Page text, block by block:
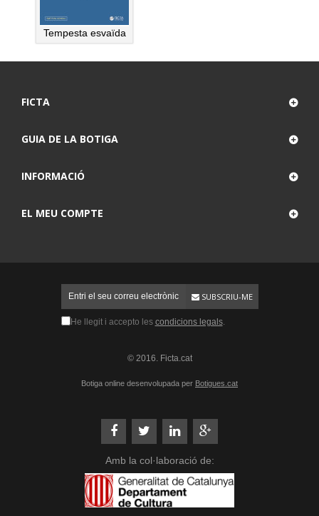
Tempesta esvaïda
FICTA
GUIA DE LA BOTIGA
INFORMACIÓ
EL MEU COMPTE
SUBSCRIU-ME
He llegit i accepto les condicions legals.
© 2016. Ficta.cat
Botiga online desenvolupada per Botigues.cat
Amb la col·laboració de: